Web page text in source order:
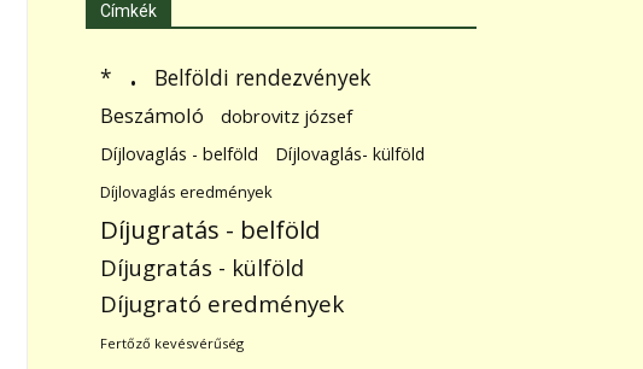
Címkék
* . Belföldi rendezvények
Beszámoló dobrovitz józsef
Díjlovaglás - belföld Díjlovaglás- külföld
Díjlovaglás eredmények
Díjugratás - belföld
Díjugratás - külföld
Díjugrató eredmények
Fertőző kevésvérűség